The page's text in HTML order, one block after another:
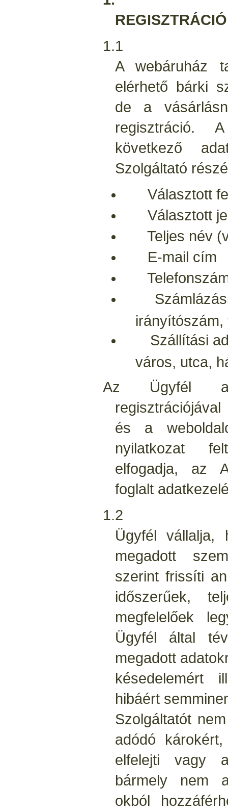
REGISZTRÁCIÓ
1.1
A webáruház
elérhető bárki
de a
regisztráció.
következő
Szolgáltató
Választott
Választott
Teljes név
E-mail cím
Számlázási
Szállítási
város, utca,
Az Ügyfél a
és a
nyilatkozat
elfogadja, az
foglalt
1.2
Ügyfél vállalja,
megadott
szerint frissíti
időszerűek,
megfelelőek
Ügyfél által
megadott
késedelemért
hibáért
Szolgáltatót
adódó
elfelejti vagy
bármely nem
okból